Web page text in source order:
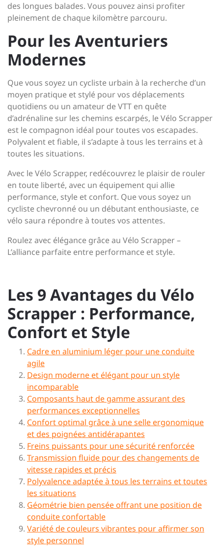
des longues balades. Vous pouvez ainsi profiter
pleinement de chaque kilomètre parcouru.
Pour les Aventuriers
Modernes
Que vous soyez un cycliste urbain à la recherche d’un
moyen pratique et stylé pour vos déplacements
quotidiens ou un amateur de VTT en quête
d’adrénaline sur les chemins escarpés, le Vélo Scrapper
est le compagnon idéal pour toutes vos escapades.
Polyvalent et fiable, il s’adapte à tous les terrains et à
toutes les situations.
Avec le Vélo Scrapper, redécouvrez le plaisir de rouler
en toute liberté, avec un équipement qui allie
performance, style et confort. Que vous soyez un
cycliste chevronné ou un débutant enthousiaste, ce
vélo saura répondre à toutes vos attentes.
Roulez avec élégance grâce au Vélo Scrapper –
L’alliance parfaite entre performance et style.
Les 9 Avantages du Vélo
Scrapper : Performance,
Confort et Style
Cadre en aluminium léger pour une conduite
agile
Design moderne et élégant pour un style
incomparable
Composants haut de gamme assurant des
performances exceptionnelles
Confort optimal grâce à une selle ergonomique
et des poignées antidérapantes
Freins puissants pour une sécurité renforcée
Transmission fluide pour des changements de
vitesse rapides et précis
Polyvalence adaptée à tous les terrains et toutes
les situations
Géométrie bien pensée offrant une position de
conduite confortable
Variété de couleurs vibrantes pour affirmer son
style personnel